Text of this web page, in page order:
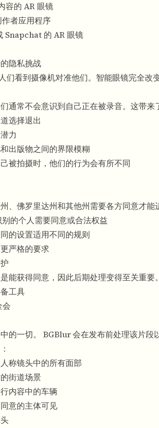
容的 AR 眼镜
作者应用程序
Snapchat 的 AR 眼镜
隐私挑战
看到摄像机对准他们。智能眼镜完全改
通常不会意识到自己正在被录音。这带来
选择退出
力
和出版物之间的界限模糊
被拍摄时，他们的行为会有所不同
州、佛罗里达州和其他州需要各方同意才能
别的个人需要同意或合法权益
同的设置适用不同的规则
严格的要求
能获得同意，因此后期处理变得至关重要
工具
会
的一切。 BGBlur 会在发布前处理该片段
：
人称镜头中的所有面部
街道场景
内容中的车辆
意的主体可见